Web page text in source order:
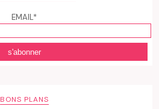
EMAIL*
BONS PLANS